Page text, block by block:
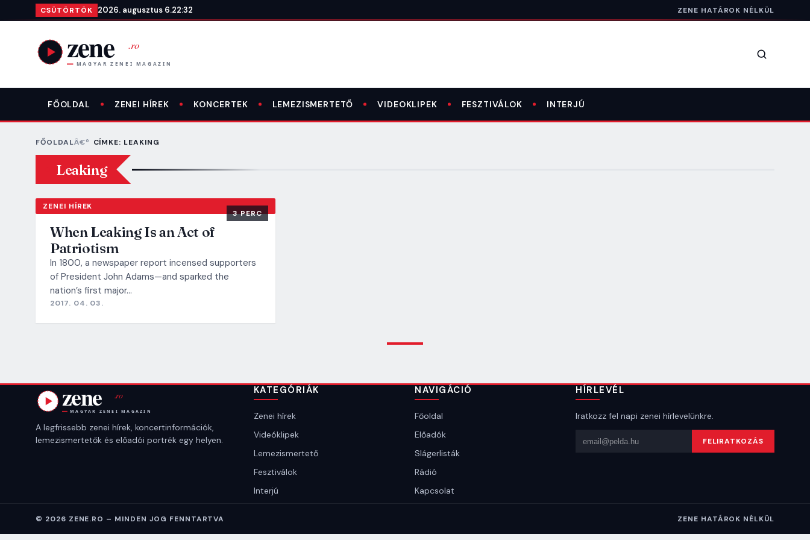
Ugrás a tartalomra
CSÜTÖRTÖK 2026. augusztus 6.22:32 ZENE HATÁROK NÉLKÜL
Keresés
FŐOLDAL ZENEI HÍREK KONCERTEK LEMEZISMERTETŐ VIDEOKLIPEK FESZTIVÁLOK INTERJÚ
FŐOLDAL CÍMKE: LEAKING
Leaking
ZENEI HÍREK
3 PERC
When Leaking Is an Act of
Patriotism
In 1800, a newspaper report incensed supporters
of President John Adams—and sparked the
nation’s first major…
2017. 04. 03.
A legfrissebb zenei hírek, koncertinformációk,
lemezismertetők és előadói portrék egy helyen.
KATEGÓRIÁK
Zenei hírek
Videóklipek
Lemezismertető
Fesztiválok
Interjú
NAVIGÁCIÓ
Főoldal
Előadók
Slágerlisták
Rádió
Kapcsolat
HÍRLEVÉL
Iratkozz fel napi zenei hírlevelünkre.
Email cím FELIRATKOZÁS
© 2026 ZENE.RO – MINDEN JOG FENNTARTVA ZENE HATÁROK NÉLKÜL